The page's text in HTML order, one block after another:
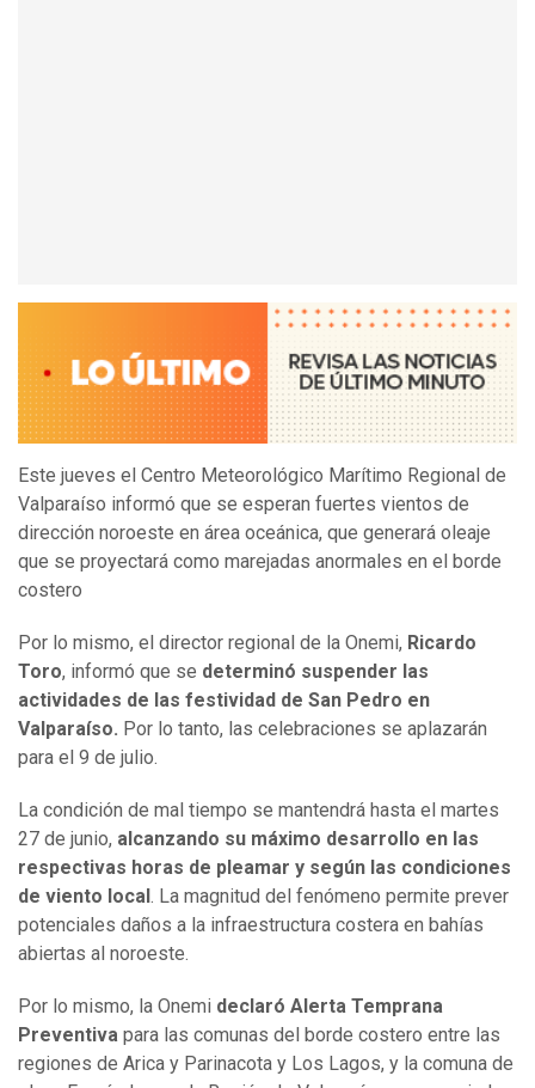
Este jueves el Centro Meteorológico Marítimo Regional de
Valparaíso informó que se esperan fuertes vientos de
dirección noroeste en área oceánica, que generará oleaje
que se proyectará como marejadas anormales en el borde
costero
Por lo mismo, el director regional de la Onemi, Ricardo
Toro, informó que se determinó suspender las
actividades de las festividad de San Pedro en
Valparaíso. Por lo tanto, las celebraciones se aplazarán
para el 9 de julio.
La condición de mal tiempo se mantendrá hasta el martes
27 de junio, alcanzando su máximo desarrollo en las
respectivas horas de pleamar y según las condiciones
de viento local . La magnitud del fenómeno permite prever
potenciales daños a la infraestructura costera en bahías
abiertas al noroeste.
Por lo mismo, la Onemi declaró Alerta Temprana
Preventiva para las comunas del borde costero entre las
regiones de Arica y Parinacota y Los Lagos, y la comuna de